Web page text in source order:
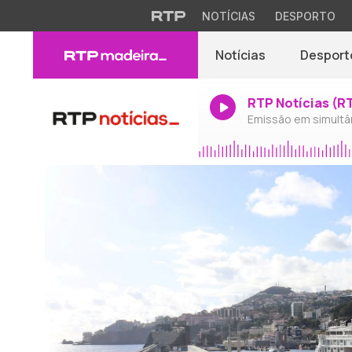
NOTÍCIAS DESPORTO
Notícias
RTP Notícias
Emissão em